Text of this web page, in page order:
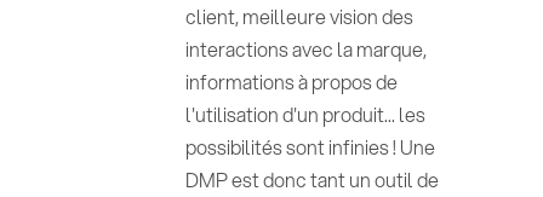
client, meilleure vision des
interactions avec la marque,
informations à propos de
l'utilisation d'un produit... les
possibilités sont infinies ! Une
DMP est donc tant un outil de